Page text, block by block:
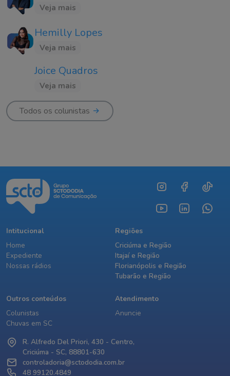
Veja mais
Hemilly Lopes
Veja mais
Joice Quadros
Veja mais
Todos os colunistas
Intitucional
Home
Expediente
Nossas rádios
Regiões
Criciúma e Região
Itajaí e Região
Florianópolis e Região
Tubarão e Região
Outros conteúdos
Colunistas
Chuvas em SC
Atendimento
Anuncie
R. Alfredo Del Priori, 430 - Centro,
Criciúma - SC, 88801-630
controladoria@sctododia.com.br
48 99120.4849